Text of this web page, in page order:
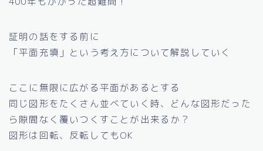
証明の話をする前に
「平面充填」という考え方について解説していく
ここに無限に広がる平面があるとする
同じ図形をたくさん並べていく時、どんな図形だった
ら隙間なく覆いつくすことが出来るか？
図形は回転、反転してもOK